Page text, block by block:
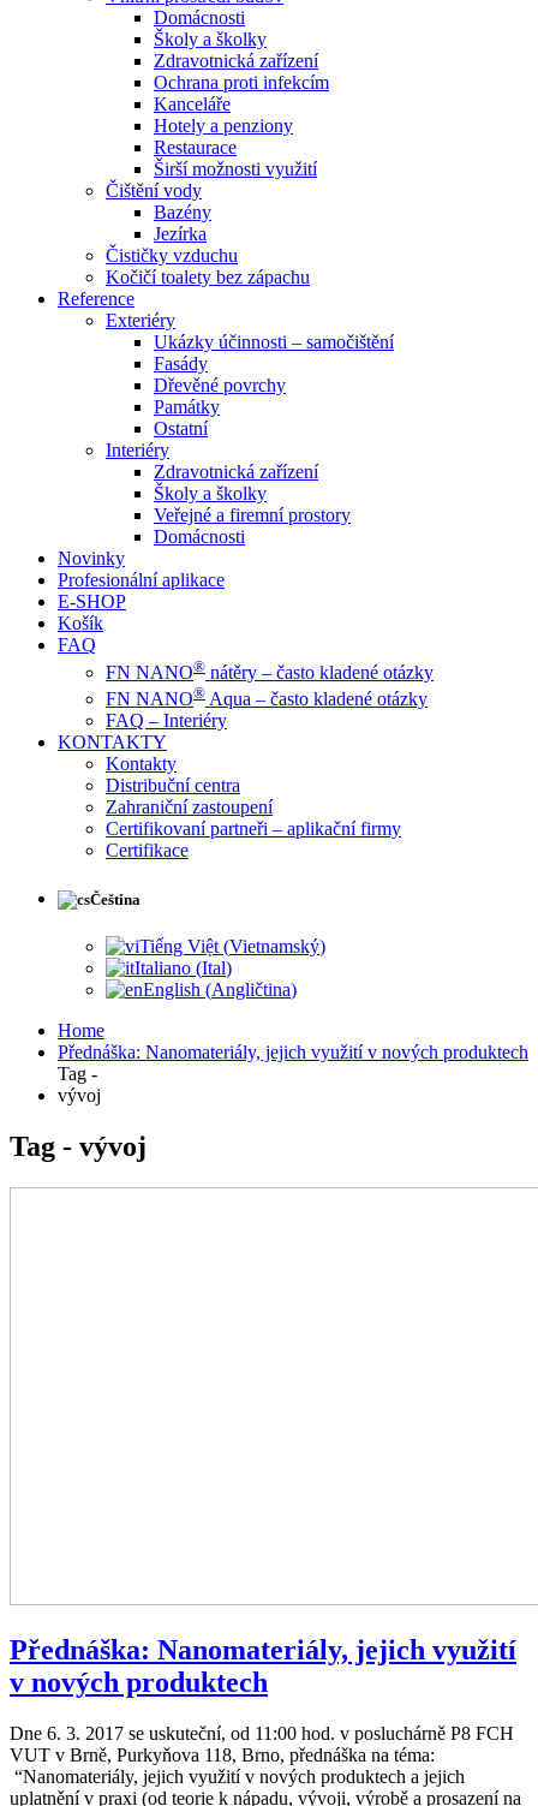
Domácnosti
Školy a školky
Zdravotnická zařízení
Ochrana proti infekcím
Kanceláře
Hotely a penziony
Restaurace
Širší možnosti využití
Čištění vody
Bazény
Jezírka
Čističky vzduchu
Kočičí toalety bez zápachu
Reference
Exteriéry
Ukázky účinnosti – samočištění
Fasády
Dřevěné povrchy
Památky
Ostatní
Interiéry
Zdravotnická zařízení
Školy a školky
Veřejné a firemní prostory
Domácnosti
Novinky
Profesionální aplikace
E-SHOP
Košík
FAQ
FN NANO® nátěry – často kladené otázky
FN NANO® Aqua – často kladené otázky
FAQ – Interiéry
KONTAKTY
Kontakty
Distribuční centra
Zahraniční zastoupení
Certifikovaní partneři – aplikační firmy
Certifikace
Čeština
Tiếng Việt (Vietnamský)
Italiano (Ital)
English (Angličtina)
Home
Přednáška: Nanomateriály, jejich využití v nových produktech
Tag -
vývoj
Tag - vývoj
Přednáška: Nanomateriály, jejich využití
v nových produktech
Dne 6. 3. 2017 se uskuteční, od 11:00 hod. v posluchárně P8 FCH
VUT v Brně, Purkyňova 118, Brno, přednáška na téma:
“Nanomateriály, jejich využití v nových produktech a jejich
uplatnění v praxi (od teorie k nápadu, vývoji, výrobě a prosazení na